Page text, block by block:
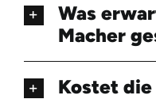
Was
Macher
Kostet